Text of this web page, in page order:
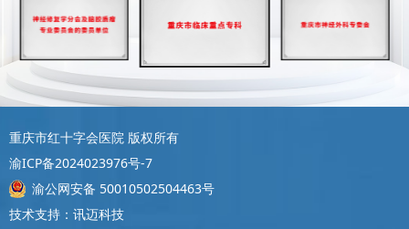
重庆市红十字会医院 版权所有
渝ICP备2024023976号-7
渝公网安备 50010502504463号
技术支持：讯迈科技